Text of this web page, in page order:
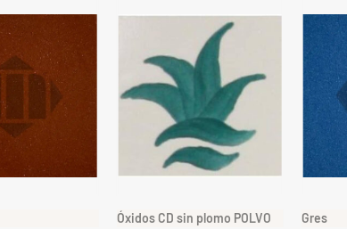
Óxidos CD sin plomo POLVO Gres